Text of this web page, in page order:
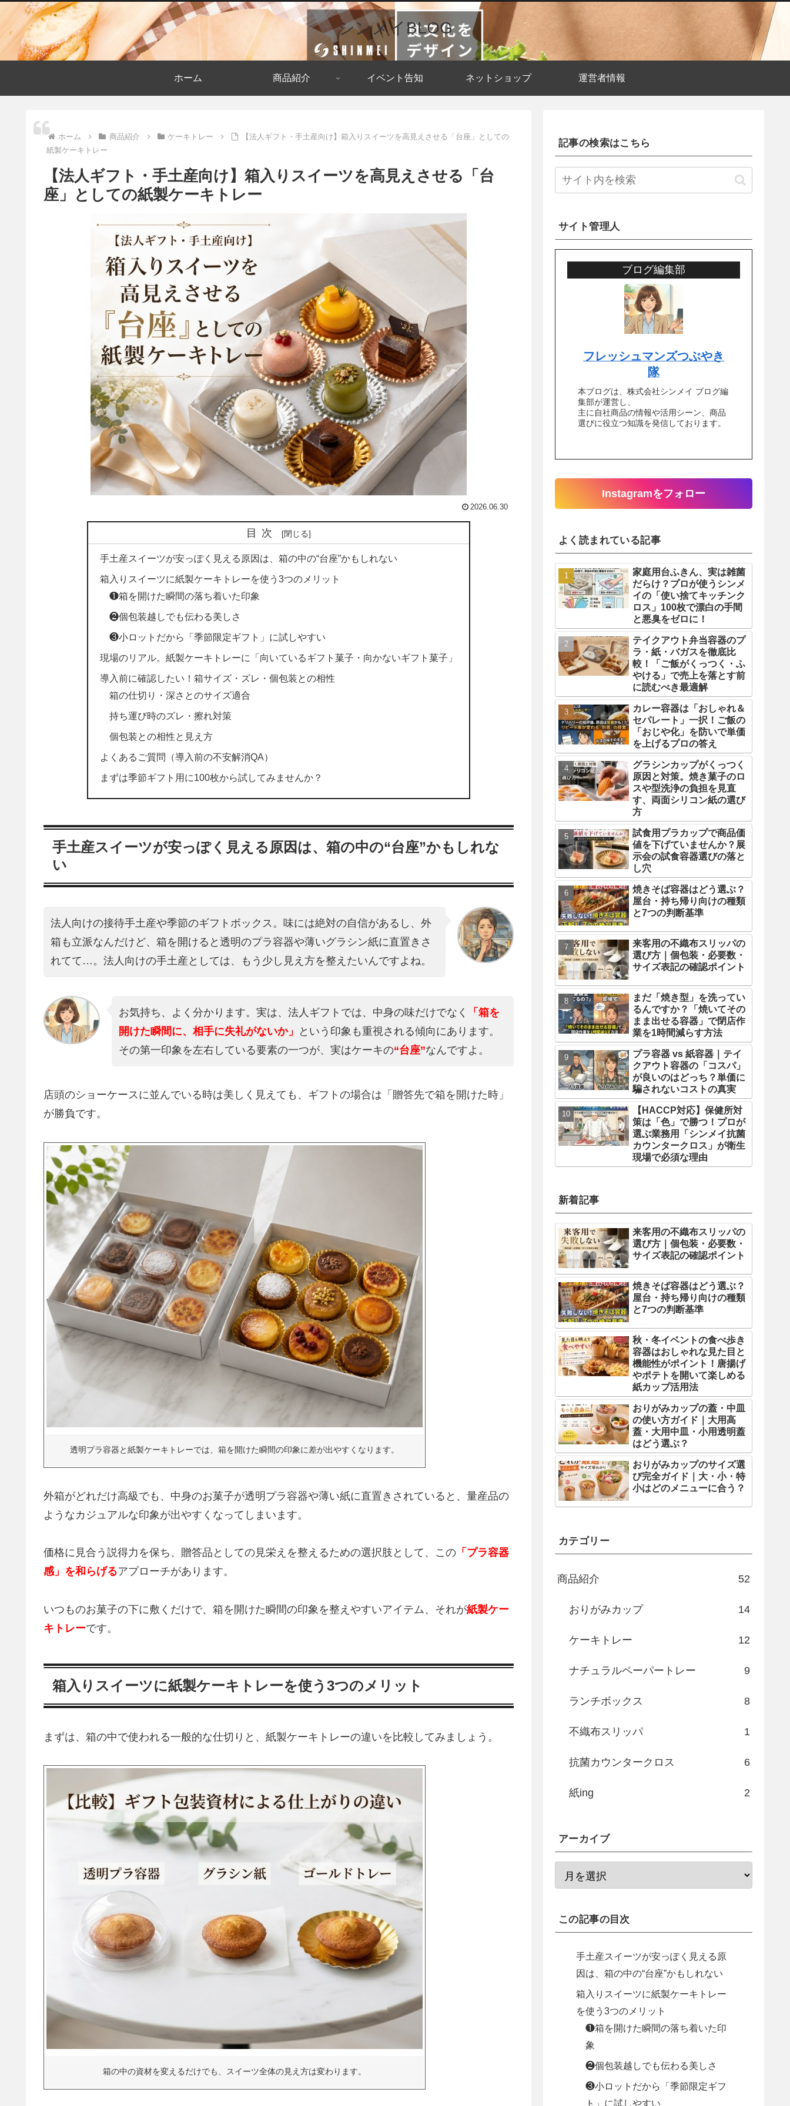
シンメイBLOG
ホーム 商品紹介 イベント告知 ネットショップ 運営者情報
ホーム 商品紹介 ケーキトレー
【法人ギフト・手土産向け】箱入りスイーツを高見えさせる「台座」としての
紙製ケーキトレー
【法人ギフト・手土産向け】箱入りスイーツを高見えさせる「台
座」としての紙製ケーキトレー
2026.06.30
目次
手土産スイーツが安っぽく見える原因は、箱の中の“台座”かもしれない
箱入りスイーツに紙製ケーキトレーを使う3つのメリット
❶箱を開けた瞬間の落ち着いた印象
❷個包装越しでも伝わる美しさ
❸小ロットだから「季節限定ギフト」に試しやすい
現場のリアル。紙製ケーキトレーに「向いているギフト菓子・向かないギフト菓子」
導入前に確認したい！箱サイズ・ズレ・個包装との相性
箱の仕切り・深さとのサイズ適合
持ち運び時のズレ・擦れ対策
個包装との相性と見え方
よくあるご質問（導入前の不安解消QA）
まずは季節ギフト用に100枚から試してみませんか？
手土産スイーツが安っぽく見える原因は、箱の中の“台座”かもしれな
い
法人向けの接待手土産や季節のギフトボックス。味には絶対の自信があるし、外
箱も立派なんだけど、箱を開けると透明のプラ容器や薄いグラシン紙に直置きさ
れてて…。法人向けの手土産としては、もう少し見え方を整えたいんですよね。
お気持ち、よく分かります。実は、法人ギフトでは、中身の味だけでなく
「箱を
開けた瞬間に、相手に失礼がないか」
という印象も重視される傾向にあります。
その第一印象を左右している要素の一つが、実はケーキの“台座”なんですよ。
店頭のショーケースに並んでいる時は美しく見えても、ギフトの場合は「贈答先で箱を開けた時」
が勝負です。
透明プラ容器と紙製ケーキトレーでは、箱を開けた瞬間の印象に差が出やすくなります。
外箱がどれだけ高級でも、中身のお菓子が透明プラ容器や薄い紙に直置きされていると、量産品の
ようなカジュアルな印象が出やすくなってしまいます。
価格に見合う説得力を保ち、贈答品としての見栄えを整えるための選択肢として、この 「プラ容器
感」を和らげるアプローチがあります。
いつものお菓子の下に敷くだけで、箱を開けた瞬間の印象を整えやすいアイテム、それが紙製ケー
キトレーです。
箱入りスイーツに紙製ケーキトレーを使う3つのメリット
まずは、箱の中で使われる一般的な仕切りと、紙製ケーキトレーの違いを比較してみましょう。
箱の中の資材を変えるだけでも、スイーツ全体の見え方は変わります。
記事の検索はこちら
サイト管理人
ブログ編集部
フレッシュマンズつぶやき
隊
本ブログは、株式会社シンメイ ブログ編
集部が運営し、
主に自社商品の情報や活用シーン、商品
選びに役立つ知識を発信しております。
Instagramをフォロー
よく読まれている記事
家庭用台ふきん、実は雑菌
だらけ？プロが使うシンメ
イの「使い捨てキッチンク
ロス」100枚で漂白の手間
と悪臭をゼロに！
テイクアウト弁当容器のプ
ラ・紙・バガスを徹底比
較！「ご飯がくっつく・ふ
やける」で売上を落とす前
に読むべき最適解
カレー容器は「おしゃれ＆
セパレート」一択！ご飯の
「おじや化」を防いで単価
を上げるプロの答え
グラシンカップがくっつく
原因と対策。焼き菓子のロ
スや型洗浄の負担を見直
す、両面シリコン紙の選び
方
試食用プラカップで商品価
値を下げていませんか？展
示会の試食容器選びの落と
し穴
焼きそば容器はどう選ぶ？
屋台・持ち帰り向けの種類
と7つの判断基準
来客用の不織布スリッパの
選び方｜個包装・必要数・
サイズ表記の確認ポイント
まだ「焼き型」を洗ってい
るんですか？「焼いてその
まま出せる容器」で閉店作
業を1時間減らす方法
プラ容器 vs 紙容器｜テイ
クアウト容器の「コスパ」
が良いのはどっち？単価に
騙されないコストの真実
【HACCP対応】保健所対
策は「色」で勝つ！プロが
選ぶ業務用「シンメイ抗菌
カウンタークロス」が衛生
現場で必須な理由
新着記事
来客用の不織布スリッパの
選び方｜個包装・必要数・
サイズ表記の確認ポイント
焼きそば容器はどう選ぶ？
屋台・持ち帰り向けの種類
と7つの判断基準
秋・冬イベントの食べ歩き
容器はおしゃれな見た目と
機能性がポイント！唐揚げ
やポテトを開いて楽しめる
紙カップ活用法
おりがみカップの蓋・中皿
の使い方ガイド｜大用高
蓋・大用中皿・小用透明蓋
はどう選ぶ？
おりがみカップのサイズ選
び完全ガイド｜大・小・特
小はどのメニューに合う？
カテゴリー
商品紹介 52
おりがみカップ 14
ケーキトレー 12
ナチュラルペーパートレー 9
ランチボックス 8
不織布スリッパ 1
抗菌カウンタークロス 6
紙ing 2
アーカイブ
この記事の目次
手土産スイーツが安っぽく見える原
因は、箱の中の“台座”かもしれない
箱入りスイーツに紙製ケーキトレー
を使う3つのメリット
❶箱を開けた瞬間の落ち着いた印
象
❷個包装越しでも伝わる美しさ
❸小ロットだから「季節限定ギフ
ト」に試しやすい